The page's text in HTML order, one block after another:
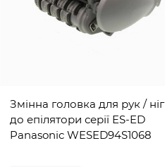
Змінна головка для рук / ніг
до епілятори серії ES-ED
Panasonic WESED94S1068